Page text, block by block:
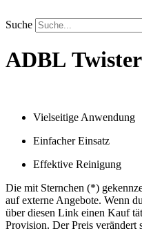
Inhalt
springen
Suche
ADBL
Vielseitige Anwendung
Einfacher Einsatz
Effektive Reinigung
Die mit Sternchen (*)
auf externe Angebote. Wenn
über diesen Link einen Kauf
Provision. Der Preis verändert